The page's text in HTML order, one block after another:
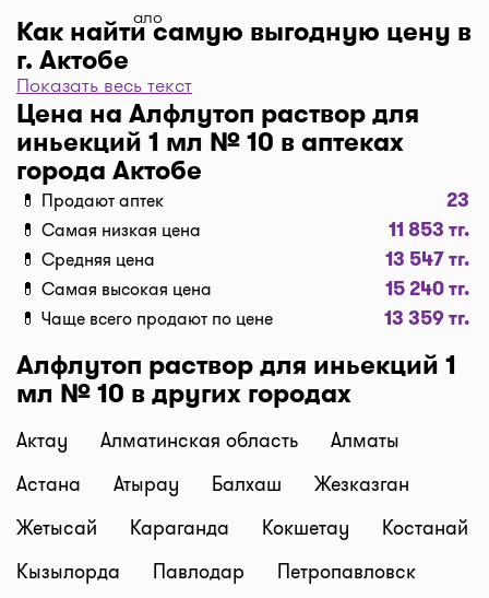
Как найти самую выгодную цену в
г. Актобе
Чтобы отфильтровать аптеки по цене, нажмите
"Фильтр", далее "По цене, от 1..." и кнопку
"Выбрать". Самая низкая цена в аптеке перед
вами. Экономьте с помощью сервиса I-teka!
Доставка
Нужна быстрая доставка лекарств в г. Актобе?
Добавляйте нужные препараты по кнопке
"Купить", оформляйте заявку в корзине "Выбрать
аптеку" и наши курьеры доставят препараты
домой или на работу по оптимальной цене.
Средняя цена доставки лекарств на данный
момент от 1500 тг. до 2500 тг. (стоимость зависит
от времени суток и расстояния между аптекой и
адресом доставки).
Бронирование и самовывоз
Наш сервис позволяет оплатить бронь лекарств и
оформлении заказа, нажмите "Забрать в аптеке",
Показать весь текст
Цена на Алфлутоп раствор для
иньекций 1 мл № 10 в аптеках
города Актобе
💊 Продают аптек 23
💊 Самая низкая цена 11 853 тг.
💊 Средняя цена 13 547 тг.
💊 Самая высокая цена 15 240 тг.
💊 Чаще всего продают по цене 13 359 тг.
Алфлутоп раствор для иньекций 1
мл № 10 в других городах
Актау Алматинская область
Алматы
Астана
Атырау Балхаш
Жезказган
Жетысай
Караганда Кокшетау
Костанай
Кызылорда
Павлодар
Петропавловск